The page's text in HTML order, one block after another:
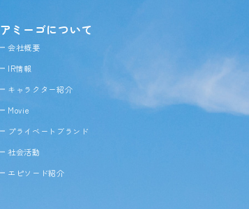
アミーゴについて
会社概要
IR情報
キャラクター紹介
Movie
プライベートブランド
社会活動
エピソード紹介